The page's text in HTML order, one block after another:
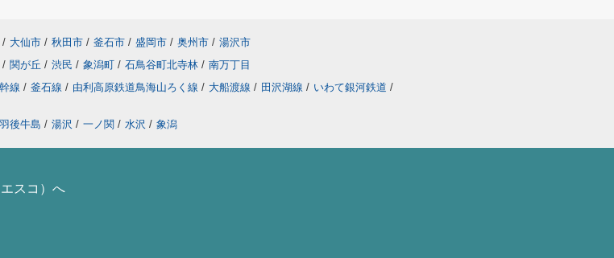
/ 大仙市 / 秋田市 / 釜石市 / 盛岡市 / 奥州市 / 湯沢市
/ 関が丘 / 渋民 / 象潟町 / 石鳥谷町北寺林 / 南万丁目
線 / 釜石線 / 由利高原鉄道鳥海山ろく線 / 大船渡線 / 田沢湖線 / いわて銀河鉄道 /
羽後牛島 / 湯沢 / 一ノ関 / 水沢 / 象潟
スコ）へ